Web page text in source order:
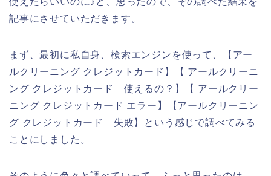
記事にさせていただきます。
まず、最初に私自身、検索エンジンを使って、【アー
ルクリーニング クレジットカード】【 アールクリーニ
ング クレジットカード 使えるの？】【 アールクリー
ニング クレジットカード エラー】【アールクリーニン
グ クレジットカード 失敗】という感じで調べてみる
ことにしました。